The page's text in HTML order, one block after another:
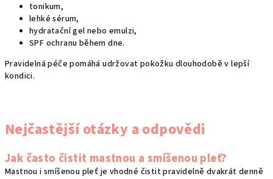
tonikum,
lehké sérum,
hydratační gel nebo emulzi,
SPF ochranu během dne.
Pravidelná péče pomáhá udržovat pokožku dlouhodobě v lepší
kondici.
Nejčastější otázky a odpovědi
Jak často čistit mastnou a smíšenou pleť?
Mastnou i smíšenou pleť je vhodné čistit pravidelně dvakrát denně